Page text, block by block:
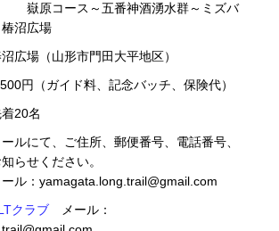
～五番神酒湧水群～ミズバ
沼広場
広場（山形市門田大平地区）
円（ガイド料、記念バッチ、保険代）
着20名
ールにて、ご住所、郵便番号、電話番号、
らせください。
クラブメール：